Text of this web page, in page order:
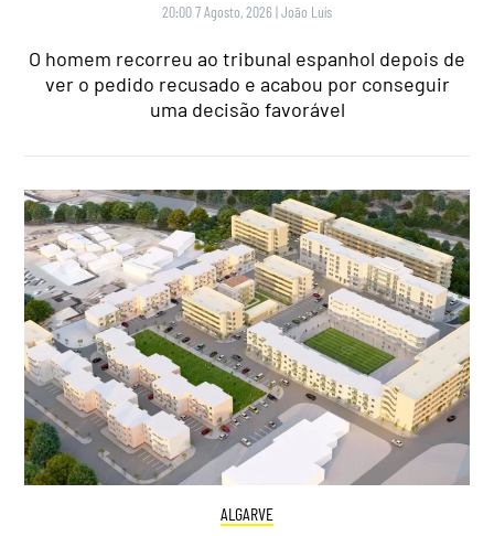
20:00 7 Agosto, 2026 |João Luís
O homem recorreu ao tribunal espanhol depois de
ver o pedido recusado e acabou por conseguir
uma decisão favorável
ALGARVE